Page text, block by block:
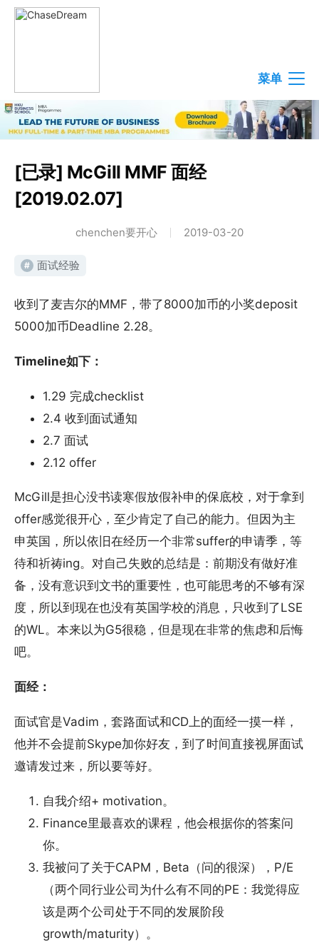
菜单
[已录] McGill MMF 面经
[2019.02.07]
chenchen要开心 2019-03-20
# 面试经验
收到了麦吉尔的MMF，带了8000加币的小奖deposit
5000加币Deadline 2.28。
Timeline如下：
1.29 完成checklist
2.4 收到面试通知
2.7 面试
2.12 offer
McGill是担心没书读寒假放假补申的保底校，对于拿到
offer感觉很开心，至少肯定了自己的能力。但因为主
申英国，所以依旧在经历一个非常suffer的申请季，等
待和祈祷ing。对自己失败的总结是：前期没有做好准
备，没有意识到文书的重要性，也可能思考的不够有深
度，所以到现在也没有英国学校的消息，只收到了LSE
的WL。本来以为G5很稳，但是现在非常的焦虑和后悔
吧。
面经：
面试官是Vadim，套路面试和CD上的面经一摸一样，
他并不会提前Skype加你好友，到了时间直接视屏面试
邀请发过来，所以要等好。
自我介绍+ motivation。
Finance里最喜欢的课程，他会根据你的答案问
你。
我被问了关于CAPM，Beta（问的很深），P/E
（两个同行业公司为什么有不同的PE：我觉得应
该是两个公司处于不同的发展阶段
growth/maturity）。